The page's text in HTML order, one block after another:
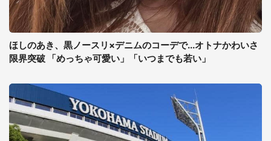
ほしのあき、黒ノースリ×デニムのコーデで...オトナかわいさ
限界突破 「めっちゃ可愛い」「いつまでも若い」